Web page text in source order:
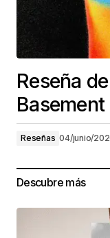
Reseña
Basement
Reseñas 04/junio/
Descubre más